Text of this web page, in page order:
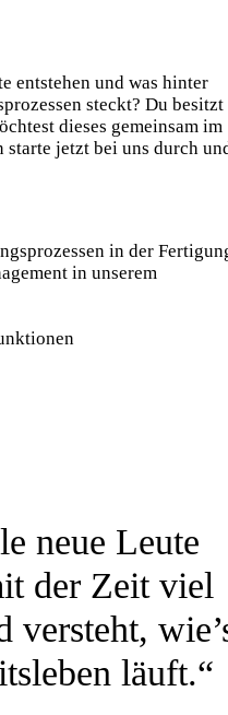
entstehen und was hinter
steckt? Du besitzt
dieses gemeinsam im
starte jetzt bei uns durch
in der
in unserem
neue Leute
der Zeit viel
versteht,
läuft.“